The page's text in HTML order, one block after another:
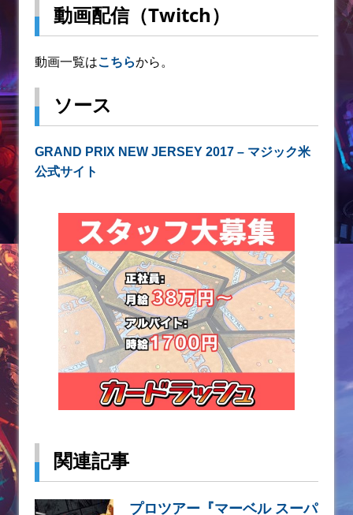
動画配信（Twitch）
動画一覧はこちらから。
ソース
GRAND PRIX NEW JERSEY 2017 – マジック米
公式サイト
関連記事
プロツアー『マーベル スーパ